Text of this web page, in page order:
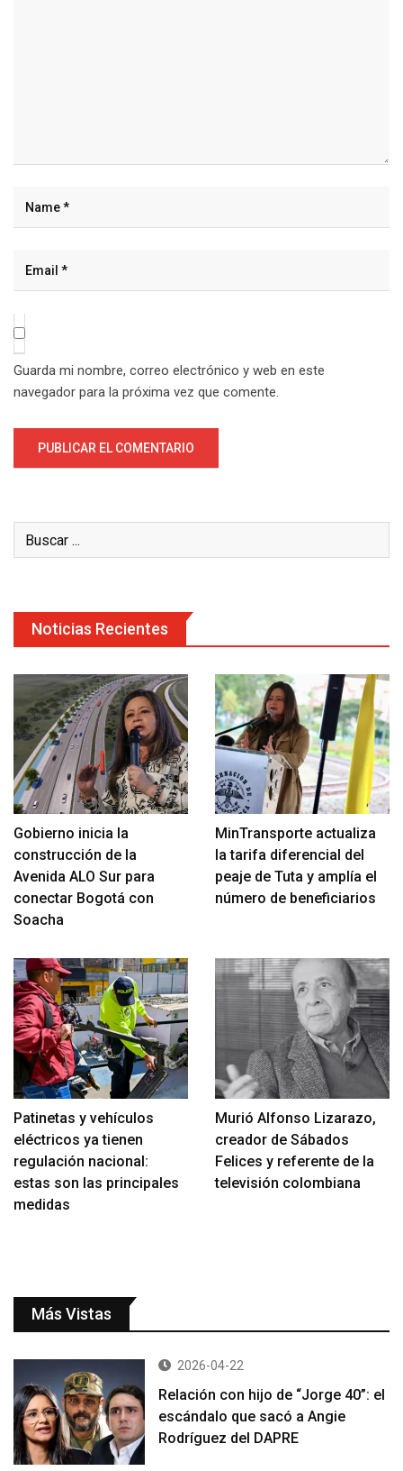
Guarda mi nombre, correo electrónico y web en este
navegador para la próxima vez que comente.
Noticias Recientes
Gobierno inicia la
construcción de la
Avenida ALO Sur para
conectar Bogotá con
Soacha
MinTransporte actualiza
la tarifa diferencial del
peaje de Tuta y amplía el
número de beneficiarios
Patinetas y vehículos
eléctricos ya tienen
regulación nacional:
estas son las principales
medidas
Murió Alfonso Lizarazo,
creador de Sábados
Felices y referente de la
televisión colombiana
Más Vistas
2026-04-22
Relación con hijo de “Jorge 40”: el
escándalo que sacó a Angie
Rodríguez del DAPRE